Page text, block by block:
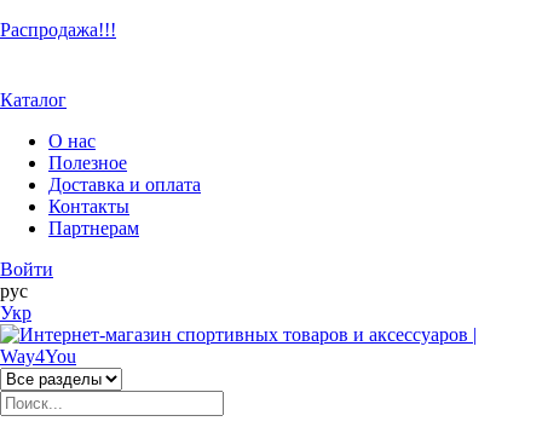
Распродажа!!!
Каталог
О нас
Полезное
Доставка и оплата
Контакты
Партнерам
Войти
рус
Укр